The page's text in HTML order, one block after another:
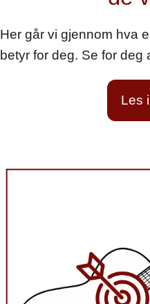
Her går vi gjennom hva
betyr for deg. Se for deg
Les